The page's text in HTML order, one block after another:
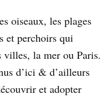
oiseaux, les plages
et perchoirs qui
villes, la mer ou Paris.
d’ici & d’ailleurs
et adopter